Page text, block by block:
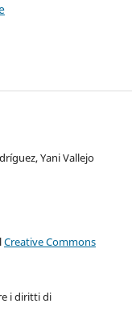
Yani Vallejo
Creative Commons
i diritti di